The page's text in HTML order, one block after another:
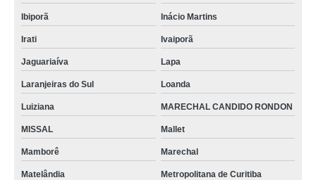
Ibiporã Inácio Martins
Irati Ivaiporã
Jaguariaíva Lapa
Laranjeiras do Sul Loanda
Luiziana MARECHAL CANDIDO RONDON
MISSAL Mallet
Mamborê Marechal
Matelândia Metropolitana de Curitiba